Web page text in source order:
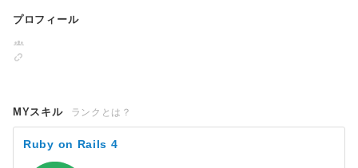
プロフィール
MYスキル ランクとは？
Ruby on Rails 4